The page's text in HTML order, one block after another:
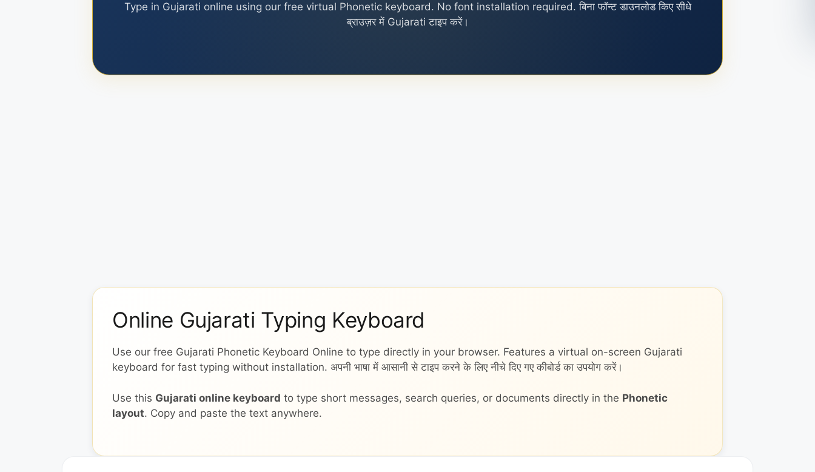
Type in Gujarati online using our free virtual Phonetic keyboard. No font installation required. बिना फॉन्ट डाउनलोड किए सीधे
ब्राउज़र में Gujarati टाइप करें।
Online Gujarati Typing Keyboard
Use our free Gujarati Phonetic Keyboard Online to type directly in your browser. Features a virtual on-screen Gujarati
keyboard for fast typing without installation. अपनी भाषा में आसानी से टाइप करने के लिए नीचे दिए गए कीबोर्ड का उपयोग करें।
Use this Gujarati online keyboard to type short messages, search queries, or documents directly in the Phonetic
layout. Copy and paste the text anywhere.